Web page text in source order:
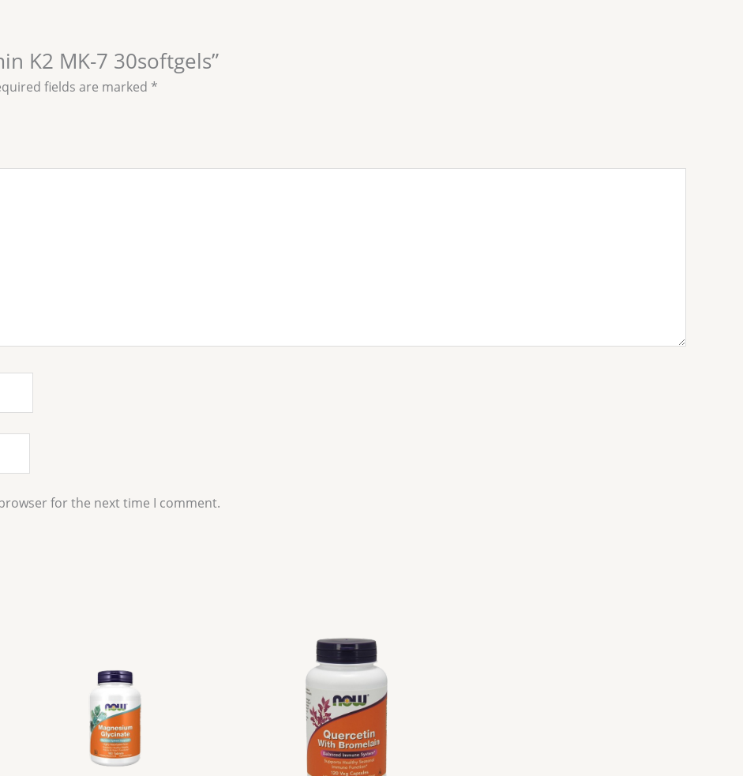
K2 MK-7 30softgels”
fields are marked *
for the next time I comment.